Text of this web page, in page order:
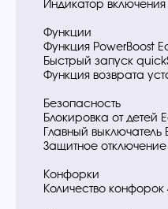
Индикатор включения
Функции
Функция PowerBoost
Быстрый запуск
Функция возврата
Безопасность
Блокировка от детей
Главный выключатель
Защитное отключение
Конфорки
Количество конфорок